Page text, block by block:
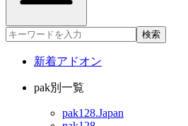
検索
新着アドオン
pak別一覧
pak128.Japan